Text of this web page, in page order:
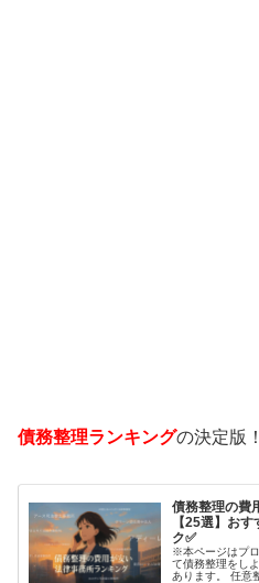
債務整理ランキングの決定版！
債務整理の費
【25選】お
ク✅
※本ページはプ
て債務整理をし
あります。 任意